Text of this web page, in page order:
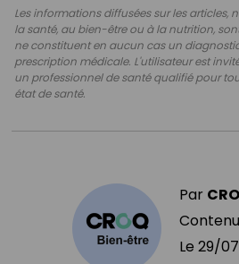
Les informations diffusées sur les articles,
la santé, au bien-être ou à la nutrition,
ne constituent en aucun cas un
prescription médicale. L'utilisateur est
un professionnel de santé qualifié pour
état de santé.
Par
Le 29/